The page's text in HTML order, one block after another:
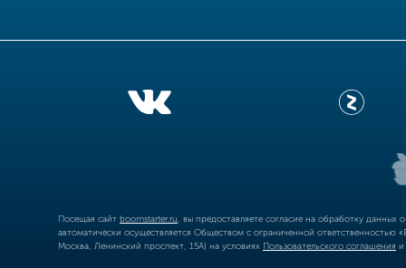
Посещая сайт boomstarter.ru , вы предоставляете согласие на обработку
автоматически осуществляется Обществом с ограниченной
Москва, Ленинский проспект, 15А) на условиях Пользовательского соглашения и